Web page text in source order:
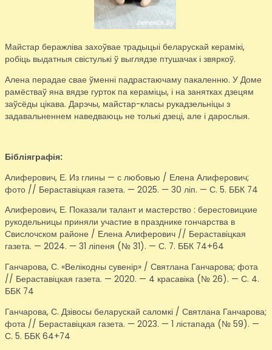
Майстар беражліва захоўвае традыцыі беларускай керамікі,
робіць выдатныя свістулькі ў выглядзе птушачак і звяркоў.
Алена перадае свае ўменні падрастаючаму пакаленню. У Доме
рамёстваў яна вядзе гурток па кераміцы, і на занятках дзецям
заўсёды цікава. Дарэчы, майстар-класы рукадзельніцы з
задавальненнем наведваюць не толькі дзеці, але і дарослыя.
Бібліяграфія:
Алиферович, Е. Из глины — с любовью / Елена Алиферович;
фото // Бераставіцкая газета. — 2025. — 30 ліп. — С. 5. ББК 74
Алиферович, Е. Показали талант и мастерство : берестовицкие
рукодельницы приняли участие в празднике гончарства в
Свислочском районе / Елена Алиферович // Бераставіцкая
газета. — 2024. — 31 ліпеня (№ 31). — С. 7. ББК 74+64
Ганчарова, С. «Велікодны сувенір» / Святлана Ганчарова; фота
// Бераставіцкая газета. — 2020. — 4 красавіка (№ 26). — С. 4.
ББК 74
Ганчарова, С. Дзівосы беларускай саломкі / Святлана Ганчарова;
фота // Бераставіцкая газета. — 2023. — 1 лістапада (№ 59). —
С. 5. ББК 64+74